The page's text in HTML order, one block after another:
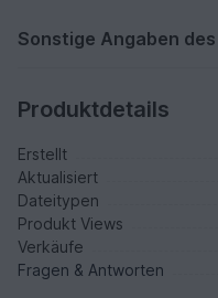
Sonstige Angaben
Produktdetails
Erstellt
Aktualisiert
Dateitypen
Produkt Views
Verkäufe
Fragen & Antworten